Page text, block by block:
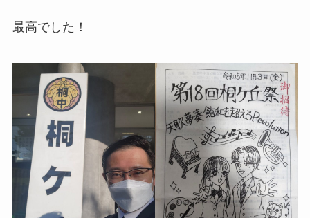
最高でした！